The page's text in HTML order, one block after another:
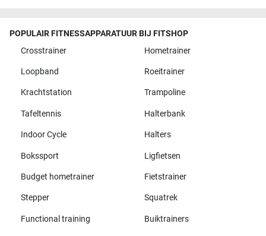
POPULAIR FITNESSAPPARATUUR BIJ FITSHOP
Crosstrainer
Hometrainer
Loopband Roeitrainer
Krachtstation Trampoline
Tafeltennis Halterbank
Indoor Cycle Halters
Bokssport Ligfietsen
Budget hometrainer Fietstrainer
Stepper Squatrek
Functional training Buiktrainers